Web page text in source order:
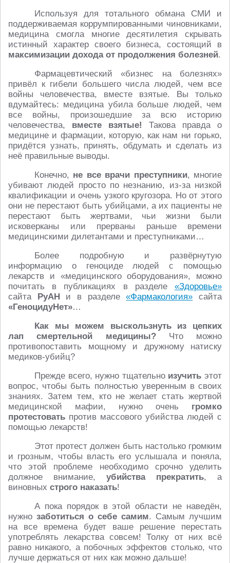
Используя для тотального обмана СМИ и
поддерживаемая коррумпированными чиновниками,
медицина смогла многие десятилетия скрывать
истинный характер своего бизнеса, состоящий в
максимизации дохода от продолжения болезней.
Фармацевтический «бизнес на болезнях»
привёл к гибели большего числа людей, чем все
войны человечества, вместе взятые. Вы только
вдумайтесь: медицина убила больше людей, чем
все войны, произошедшие за всю историю
человечества, вместе взятые!
Такова правда о
медицине и фармации, которую, как нам ни горько,
придётся узнать, принять, обдумать и сделать из
неё правильные выводы.
Конечно, не все врачи преступники, многие
убивают людей просто по незнанию, из-за низкой
квалификации и очень узкого кругозора. Но от этого
они не перестают быть убийцами, а их пациенты не
перестают быть жертвами, чьи жизни были
исковерканы или прерваны раньше времени
медицинскими дилетантами и преступниками…
Более подробную и развёрнутую
информацию о геноциде людей с помощью
лекарств и «медицинского оборудования», можно
почитать в публикациях в разделе «Здоровье»
сайта РуАН и в разделе«Фармакология» сайта
«ГеноцидуНет»…
Как мы можем выскользнуть из цепких
лап смертельной медицины? Что можно
противопоставить мощному и дружному натиску
медиков-убийц?
Прежде всего, нужно тщательно изучить этот
вопрос, чтобы быть полностью уверенным в своих
знаниях. Затем тем, кто не желает стать жертвой
медицинской мафии, нужно очень громко
протестовать против массового убийства людей с
помощью лекарств!
Этот протест должен быть настолько громким
и грозным, чтобы власть его услышала и поняла,
что этой проблеме необходимо срочно уделить
должное внимание, убийства прекратить, а
виновных строго наказать!
А пока порядок в этой области не наведён,
нужно заботиться о себе самим. Самым лучшим
на все времена будет ваше решение перестать
употреблять лекарства совсем! Толку от них всё
равно никакого, а побочных эффектов столько, что
лучше держаться от них как можно дальше!